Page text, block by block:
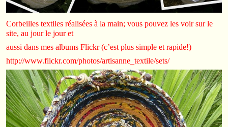
Corbeilles textiles réalisées à la main; vous pouvez les voir sur le
site, au jour le jour et
aussi dans mes albums Flickr (c’est plus simple et rapide!)
http://www.flickr.com/photos/artisanne_textile/sets/